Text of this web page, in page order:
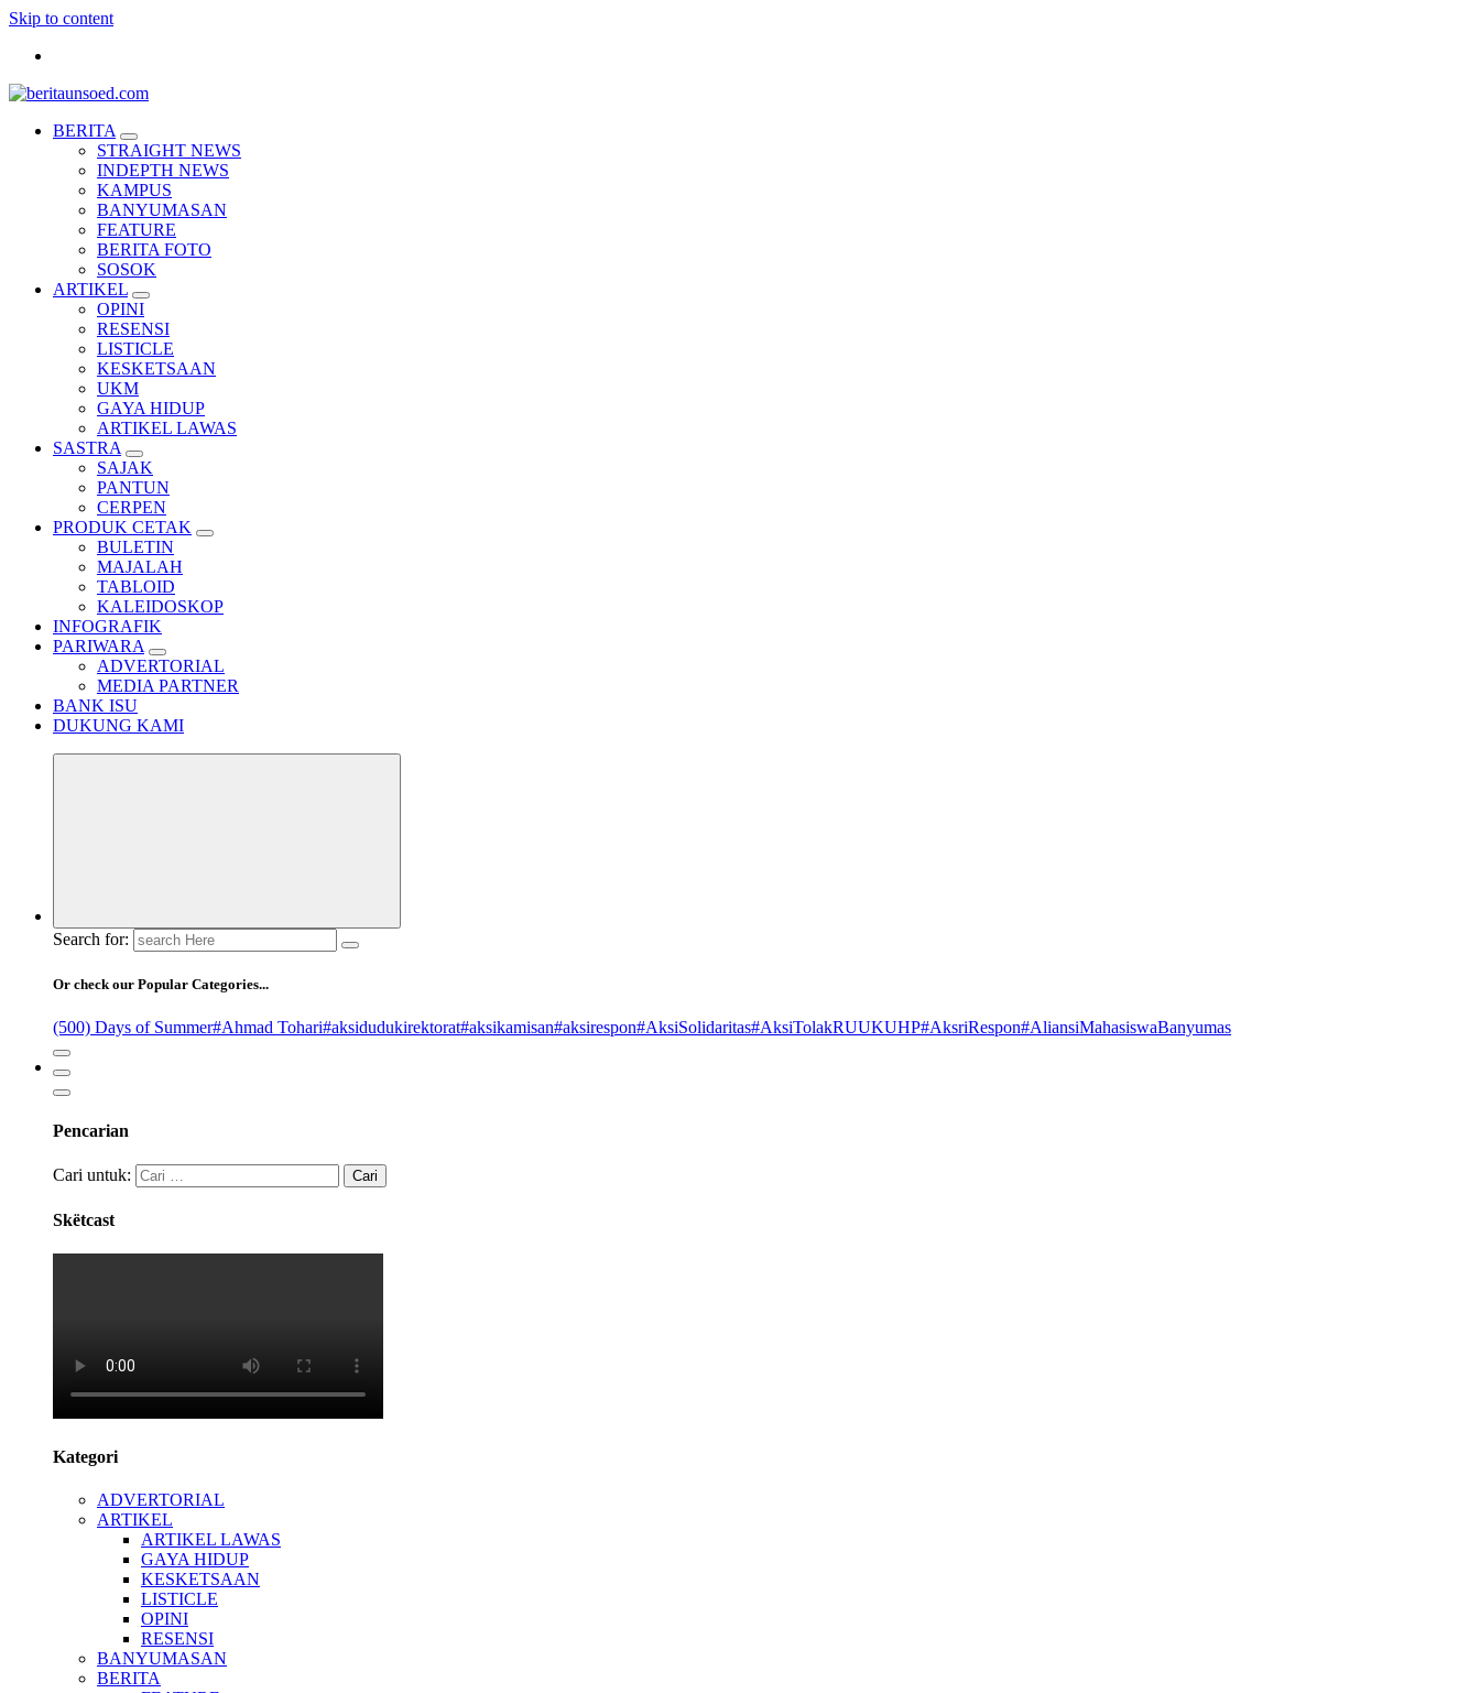
Skip to content
Pemandu Wawasan Almamater
BERITA
STRAIGHT NEWS
INDEPTH NEWS
KAMPUS
BANYUMASAN
FEATURE
BERITA FOTO
SOSOK
ARTIKEL
OPINI
RESENSI
LISTICLE
KESKETSAAN
UKM
GAYA HIDUP
ARTIKEL LAWAS
SASTRA
SAJAK
PANTUN
CERPEN
PRODUK CETAK
BULETIN
MAJALAH
TABLOID
KALEIDOSKOP
INFOGRAFIK
PARIWARA
ADVERTORIAL
MEDIA PARTNER
BANK ISU
DUKUNG KAMI
Search for:
Or check our Popular Categories...
(500) Days of Summer#Ahmad Tohari#aksidudukirektorat#aksikamisan#aksirespon#AksiSolidaritas#AksiTolakRUUKUHP#AksriRespon#AliansiMahasiswaBanyumas
Pencarian
Cari untuk:
Skëtcast
Kategori
ADVERTORIAL
ARTIKEL
ARTIKEL LAWAS
GAYA HIDUP
KESKETSAAN
LISTICLE
OPINI
RESENSI
BANYUMASAN
BERITA